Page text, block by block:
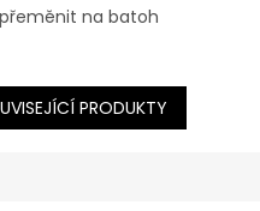
na batoh
PRODUKTY